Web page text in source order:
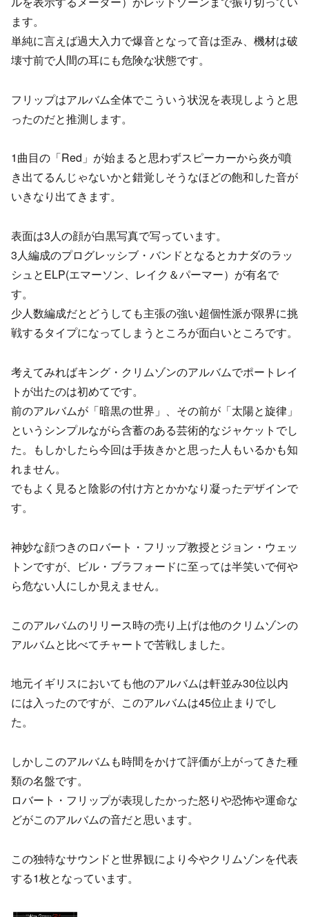
ます。
単純に言えば過大入力で爆音となって音は歪み、機材は破
壊寸前で人間の耳にも危険な状態です。
フリップはアルバム全体でこういう状況を表現しようと思
ったのだと推測します。
1曲目の「Red」が始まると思わずスピーカーから炎が噴
き出てるんじゃないかと錯覚しそうなほどの飽和した音が
いきなり出てきます。
表面は3人の顔が白黒写真で写っています。
3人編成のプログレッシブ・バンドとなるとカナダのラッ
シュとELP(エマーソン、レイク＆パーマー）が有名で
す。
少人数編成だとどうしても主張の強い超個性派が限界に挑
戦するタイプになってしまうところが面白いところです。
考えてみればキング・クリムゾンのアルバムでポートレイ
トが出たのは初めてです。
前のアルバムが「暗黒の世界」、その前が「太陽と旋律」
というシンプルながら含蓄のある芸術的なジャケットでし
た。もしかしたら今回は手抜きかと思った人もいるかも知
れません。
でもよく見ると陰影の付け方とかかなり凝ったデザインで
す。
神妙な顔つきのロバート・フリップ教授とジョン・ウェッ
トンですが、ビル・ブラフォードに至っては半笑いで何や
ら危ない人にしか見えません。
このアルバムのリリース時の売り上げは他のクリムゾンの
アルバムと比べてチャートで苦戦しました。
地元イギリスにおいても他のアルバムは軒並み30位以内
には入ったのですが、このアルバムは45位止まりでし
た。
しかしこのアルバムも時間をかけて評価が上がってきた種
類の名盤です。
ロバート・フリップが表現したかった怒りや恐怖や運命な
どがこのアルバムの音だと思います。
この独特なサウンドと世界観により今やクリムゾンを代表
する1枚となっています。